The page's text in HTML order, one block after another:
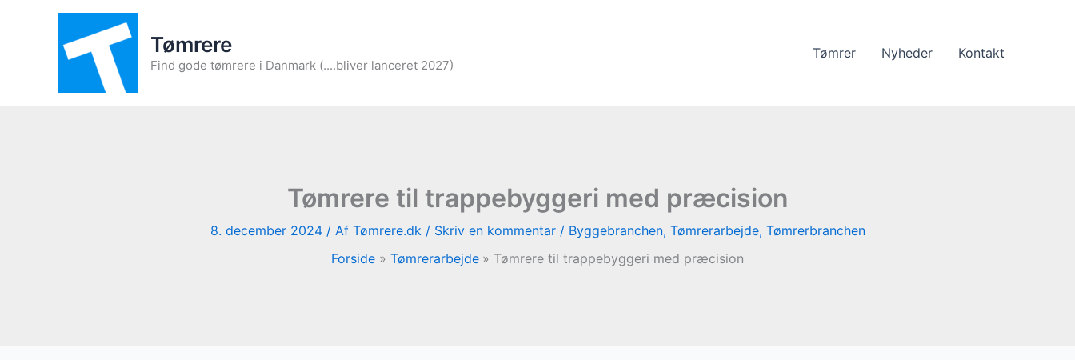
Tømrere
Find gode tømrere i Danmark (....bliver lanceret 2027)
Tømrer Nyheder Kontakt
Tømrere til trappebyggeri med præcision
8. december 2024 / Af Tømrere.dk / Skriv en kommentar / Byggebranchen, Tømrerarbejde, Tømrerbranchen
Forside
Tømrerarbejde Tømrere til trappebyggeri med præcision